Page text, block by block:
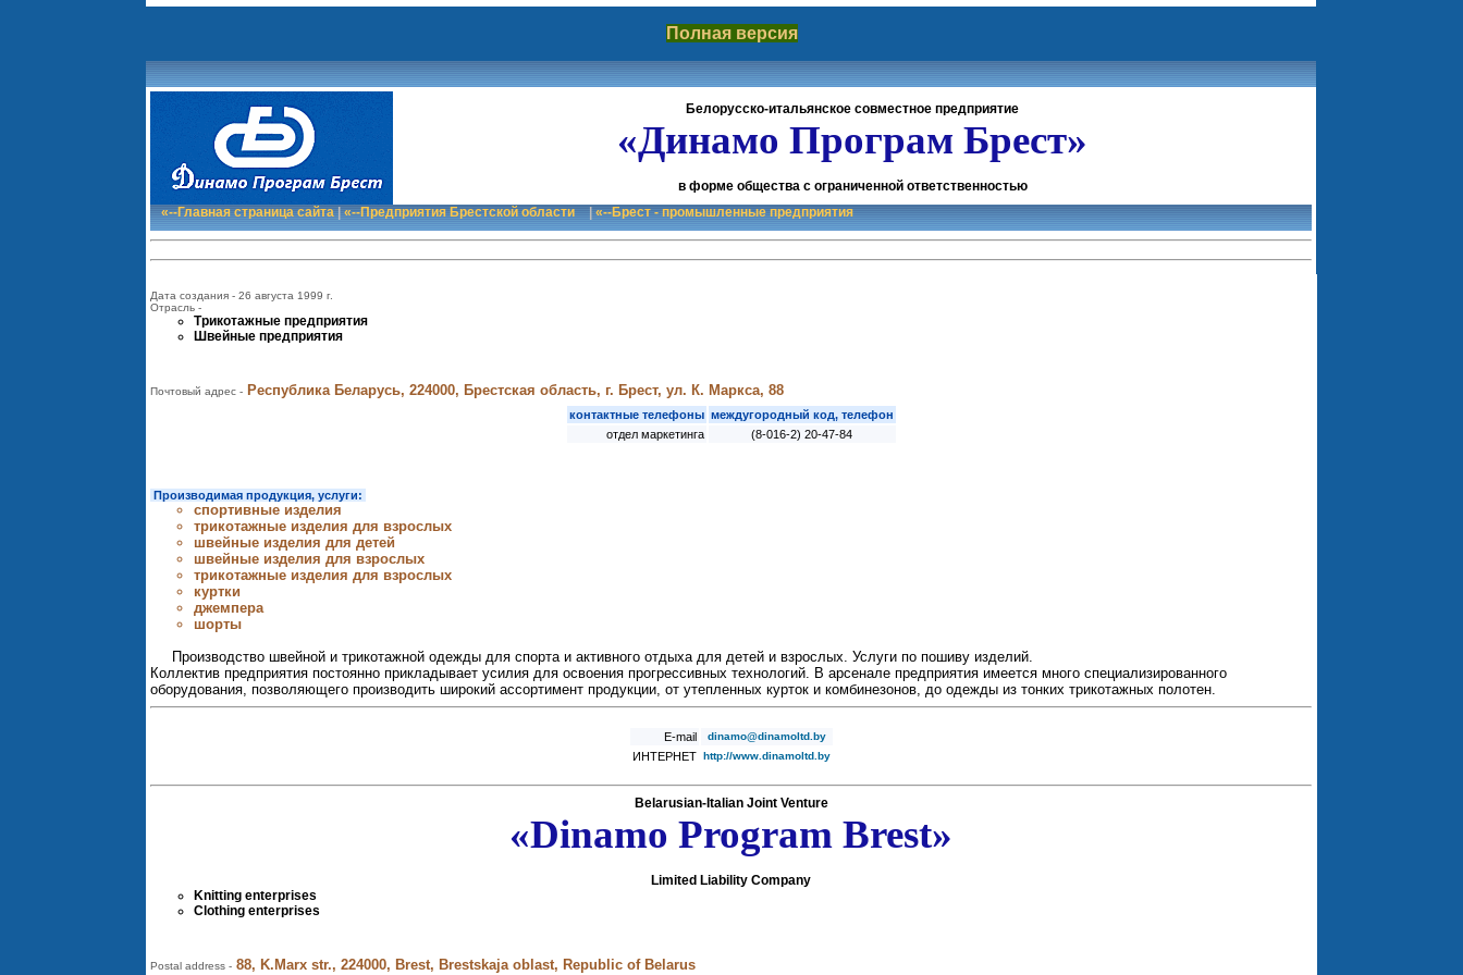
Полная версия
Белорусско-итальянское совместное предприятие
«Динамо Програм Брест»
в форме общества с ограниченной ответственностью
«--Главная страница сайта|«--Предприятия Брестской области |«--Брест - промышленные предприятия
Дата создания - 26 августа 1999 г.
Отрасль -
Трикотажные предприятия
Швейные предприятия
Почтовый адрес - Республика Беларусь, 224000, Брестская область, г. Брест, ул. К. Маркса, 88
контактные телефоны междугородный код, телефон
отдел маркетинга
(8-016-2) 20-47-84
Производимая продукция, услуги:
спортивные изделия
трикотажные изделия для взрослых
швейные изделия для детей
швейные изделия для взрослых
трикотажные изделия для взрослых
куртки
джемпера
шорты
Производство швейной и трикотажной одежды для спорта и активного отдыха для детей и взрослых. Услуги по пошиву изделий.
Коллектив предприятия постоянно прикладывает усилия для освоения прогрессивных технологий. В арсенале предприятия имеется много специализированного
оборудования, позволяющего производить широкий ассортимент продукции, от утепленных курток и комбинезонов, до одежды из тонких трикотажных полотен.
E-mail dinamo@dinamoltd.by
ИНТЕРНЕТ http://www.dinamoltd.by
Belarusian-Italian Joint Venture
«Dinamo Program Brest»
Limited Liability Company
Knitting enterprises
Clothing enterprises
Postal address - 88, K.Marx str., 224000, Brest, Brestskaja oblast, Republic of Belarus